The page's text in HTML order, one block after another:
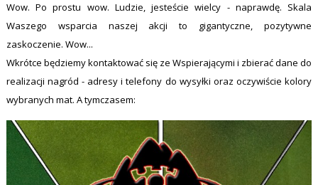
Wow. Po prostu wow. Ludzie, jesteście wielcy - naprawdę. Skala
Waszego wsparcia naszej akcji to gigantyczne, pozytywne
zaskoczenie. Wow...
Wkrótce będziemy kontaktować się ze Wspierającymi i zbierać dane do
realizacji nagród - adresy i telefony do wysyłki oraz oczywiście kolory
wybranych mat. A tymczasem: